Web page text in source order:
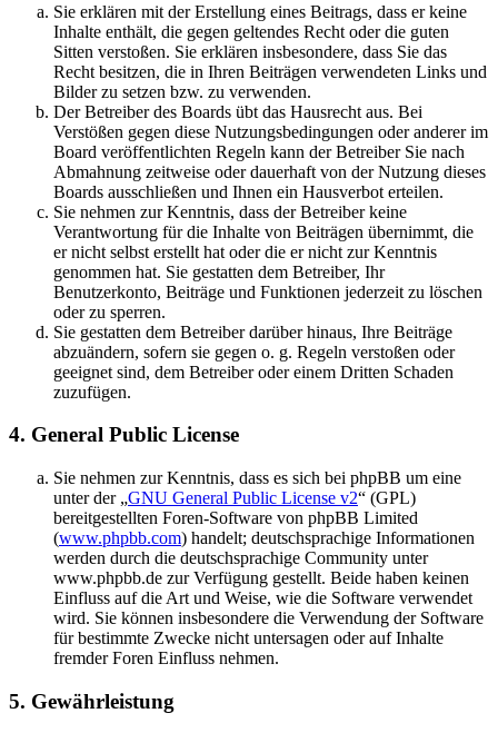
Sie erklären mit der Erstellung eines Beitrags, dass er keine
Inhalte enthält, die gegen geltendes Recht oder die guten
Sitten verstoßen. Sie erklären insbesondere, dass Sie das
Recht besitzen, die in Ihren Beiträgen verwendeten Links und
Bilder zu setzen bzw. zu verwenden.
Der Betreiber des Boards übt das Hausrecht aus. Bei
Verstößen gegen diese Nutzungsbedingungen oder anderer im
Board veröffentlichten Regeln kann der Betreiber Sie nach
Abmahnung zeitweise oder dauerhaft von der Nutzung dieses
Boards ausschließen und Ihnen ein Hausverbot erteilen.
Sie nehmen zur Kenntnis, dass der Betreiber keine
Verantwortung für die Inhalte von Beiträgen übernimmt, die
er nicht selbst erstellt hat oder die er nicht zur Kenntnis
genommen hat. Sie gestatten dem Betreiber, Ihr
Benutzerkonto, Beiträge und Funktionen jederzeit zu löschen
oder zu sperren.
Sie gestatten dem Betreiber darüber hinaus, Ihre Beiträge
abzuändern, sofern sie gegen o. g. Regeln verstoßen oder
geeignet sind, dem Betreiber oder einem Dritten Schaden
zuzufügen.
4. General Public License
Sie nehmen zur Kenntnis, dass es sich bei phpBB um eine
unter der „GNU General Public License v2“ (GPL)
bereitgestellten Foren-Software von phpBB Limited
(www.phpbb.com) handelt; deutschsprachige Informationen
werden durch die deutschsprachige Community unter
www.phpbb.de zur Verfügung gestellt. Beide haben keinen
Einfluss auf die Art und Weise, wie die Software verwendet
wird. Sie können insbesondere die Verwendung der Software
für bestimmte Zwecke nicht untersagen oder auf Inhalte
fremder Foren Einfluss nehmen.
5. Gewährleistung